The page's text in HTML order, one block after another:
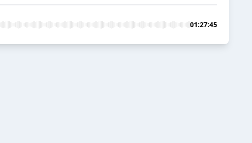
01:27:45